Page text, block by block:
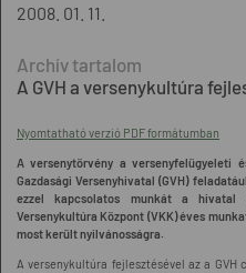
2008. 01. 11.
A GVH a versenykultúra
Nyomtatható verzió PDF formátumban
A versenytörvény a versenyfelügyeleti
Gazdasági Versenyhivatal (GVH)
ezzel kapcsolatos munkát a hivatal
Versenykultúra Központ (VKK) éves
most került nyilvánosságra.
A versenykultúra fejlesztésével az a